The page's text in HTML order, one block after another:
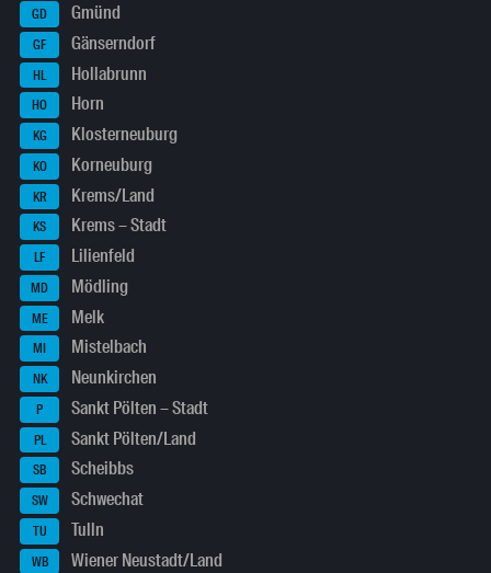
GD Gmünd
GF Gänserndorf
HL Hollabrunn
HO Horn
KG Klosterneuburg
KO Korneuburg
KR Krems/Land
KS Krems – Stadt
LF Lilienfeld
MD Mödling
ME Melk
MI Mistelbach
NK Neunkirchen
P Sankt Pölten – Stadt
PL Sankt Pölten/Land
SB Scheibbs
SW Schwechat
TU Tulln
WB Wiener Neustadt/Land